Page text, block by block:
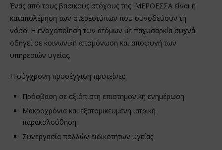
Ένας από τους βασικούς στόχους της ΙΜΕΡΟΕΣΣΑ είναι η
καταπολέμηση των στερεοτύπων που συνοδεύουν τη
νόσο. Η ενοχοποίηση των ατόμων με παχυσαρκία συχνά
οδηγεί σε κοινωνική απομόνωση και αποφυγή των
υπηρεσιών υγείας.
Η σύγχρονη προσέγγιση προτείνει:
Πρόσβαση σε αξιόπιστη επιστημονική ενημέρωση
Μακροχρόνια και εξατομικευμένη ιατρική
παρακολούθηση
Συνεργασία πολλών ειδικοτήτων υγείας